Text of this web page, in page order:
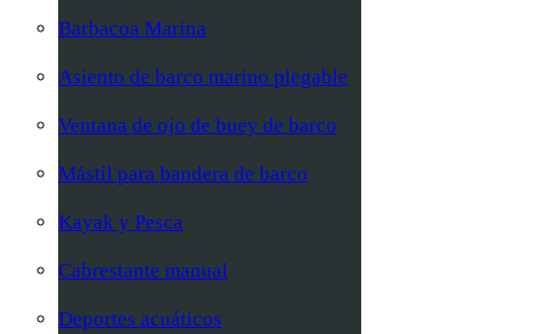
Barbacoa Marina
Asiento de barco marino plegable
Ventana de ojo de buey de barco
Mástil para bandera de barco
Kayak y Pesca
Cabrestante manual
Deportes acuáticos